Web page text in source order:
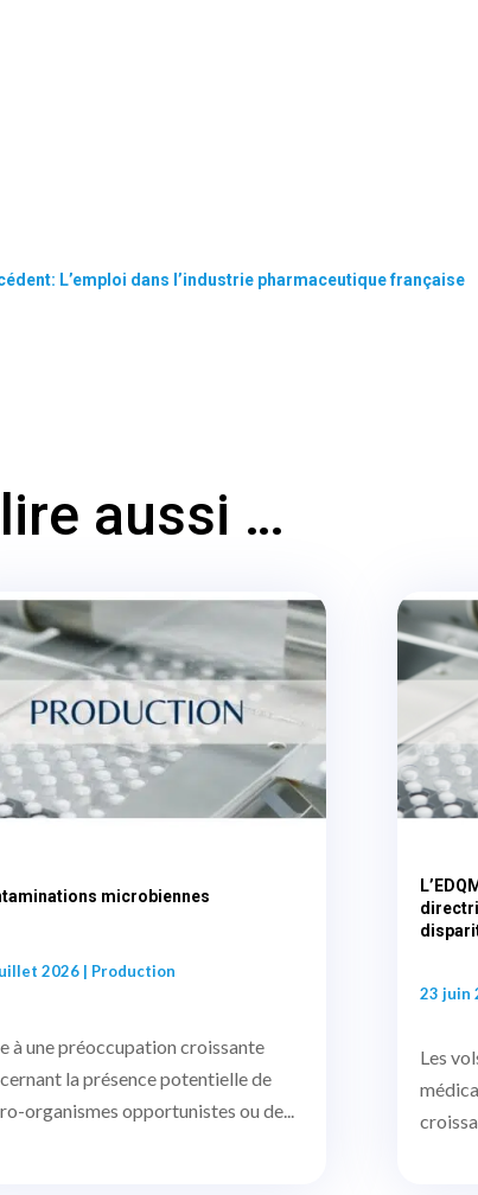
L’emploi dans l’industrie pharmaceutique française
aussi …
microbiennes
2026 | Production
à une préoccupation croissante
la présence potentielle de
organismes opportunistes ou de...
23 juin
Les